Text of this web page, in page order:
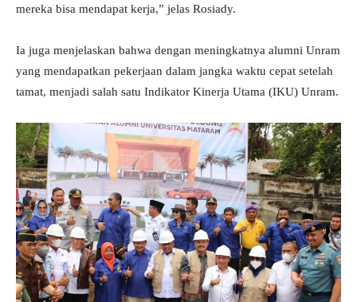
mereka bisa mendapat kerja,” jelas Rosiady.
Ia juga menjelaskan bahwa dengan meningkatnya alumni Unram
yang mendapatkan pekerjaan dalam jangka waktu cepat setelah
tamat, menjadi salah satu Indikator Kinerja Utama (IKU) Unram.